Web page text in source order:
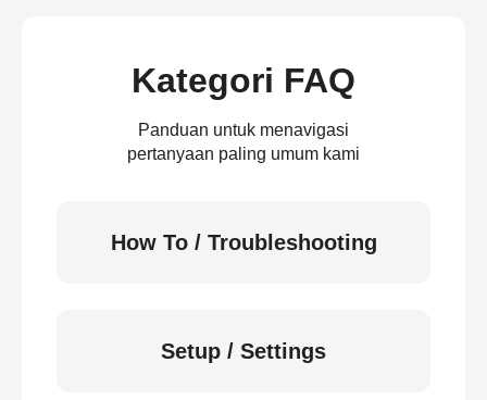
Kategori FAQ
Panduan untuk menavigasi
pertanyaan paling umum kami
How To / Troubleshooting
Setup / Settings